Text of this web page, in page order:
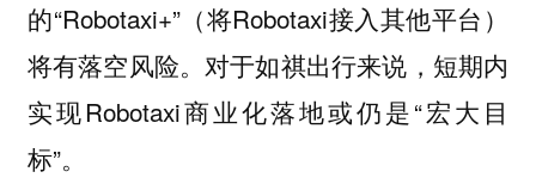
的“Robotaxi+”（将Robotaxi接入其他平台）
将有落空风险。对于如祺出行来说，短期内
实现Robotaxi商业化落地或仍是“宏大目
标”。